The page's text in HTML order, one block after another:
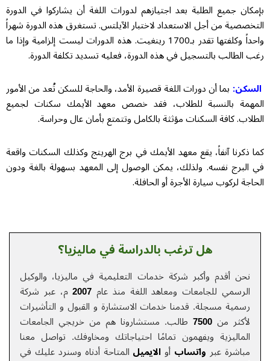
بإمكان جميع الطلبة بعد اجتيازهم لدورات اللغة أن يشاركوا في الدورة
التخصصية من أجل الاستعداد لاختبار الآيلتس. تستغرق هذه الدورة شهراً
واحداً وكلفتها تقدر بـ1700 رينغيت. هذه الدورات ليست إلزامية وإذا ما
رغب الطالب بالتسجيل في هذه الدورة، فعليه تسديد تكلفة الدورة.
السكن: بما أن دورات اللغة قصيرة الأمد، والحاجة للسكن تُعد من الأمور
المهمة بالنسبة للطلاب، فقد خصص معهد الأيمك سكنات لجميع
الطلاب. كافة السكنات مؤثثة بالكامل وتتمتع بأمان عال وحراسة.
كما ذكرنا آنفاً، يقع معهد الأيمك في برج الهريتج وكذلك السكنات واقعة
في البرج نفسه. ولذلك، يمكن الوصول إلى المعهد بسهولة بالغة ودون
الحاجة لركوب سيارة الأجرة أو الحافلة.
هل ترغب بالدراسة في ماليزيا؟
نحن أقدم وأكبر شركة خدمات التعلیمیة في ماليزيا، والوكيل
الرسمي للجامعات ومعاهد اللغة منذ عام 2007م، عبر شركة
رسمية مسجلة. قدمنا خدمات الاستشارة و القبول و التأشيرات
لأكثر من 7500 طالب. مستشارونا هم من خريجي الجامعات
الماليزية ويفهمون تمامًا احتياجاتك ومخاوفك. تواصل معنا
مباشرة عبر واتساب أو الایمیل المتاحة أدناه وسنرد عليك في